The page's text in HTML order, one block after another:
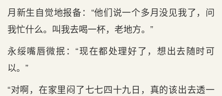
月新生自觉地报备：“他们说一个多月没见我了，问
我忙什么。叫我去喝一杯，老地方。”
永绥嘴唇微抿：“现在都处理好了，想出去随时可
以。”
“对啊，在家里闷了七七四十九日，真的该出去透一